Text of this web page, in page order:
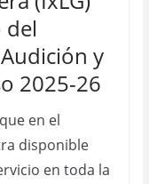
y
2025-26
en el
disponible
en toda la